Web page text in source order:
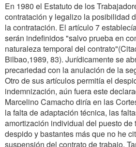
En 1980 el Estatuto de los
contratación y legalizo la posibilidad
la contratación. El artículo 7
serán indefinidos "salvo prueba en
naturaleza temporal del
Bilbao,1989, 83). Jurídicamente se
precariedad con la anulación de la
Otro de sus artículos permitía el
indemnización, aún fuera este
Marcelino Camacho diría en las
la falta de adaptación técnica, las
amortización individual del puesto de
despido y bastantes más que no he
suspensión del contrato de trabajo.